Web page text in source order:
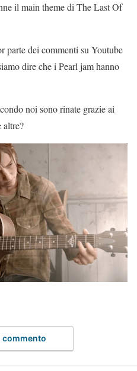
il main theme di The Last Of
parte dei commenti su Youtube
dire che i Pearl jam hanno
noi sono rinate grazie ai
altre?
commento